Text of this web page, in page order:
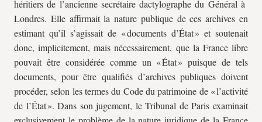
héritiers de l’ancienne secrétaire dactylographe du Général à
Londres. Elle affirmait la nature publique de ces archives en
estimant qu’il s’agissait de « documents d’État » et soutenait
donc, implicitement, mais nécessairement, que la France libre
pouvait être considérée comme un « État » puisque de tels
documents, pour être qualifiés d’archives publiques doivent
procéder, selon les termes du Code du patrimoine de « l’activité
de l’État ». Dans son jugement, le Tribunal de Paris examinait